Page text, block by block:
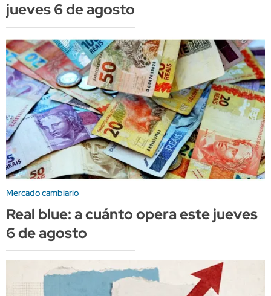
jueves 6 de agosto
Mercado cambiario
Real blue: a cuánto opera este jueves
6 de agosto